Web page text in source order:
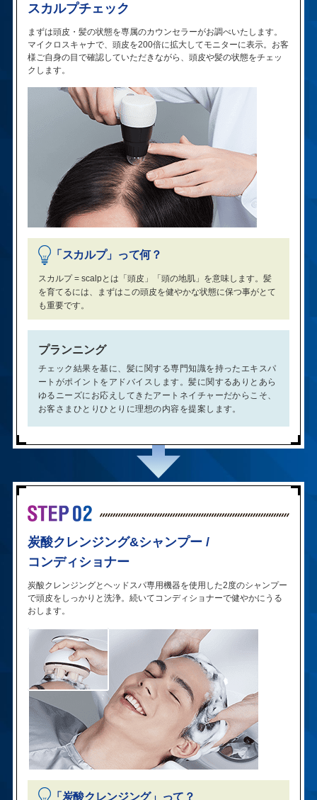
スカルプチェック
まずは頭皮・髪の状態を専属のカウンセラーがお調べいたします。
マイクロスキャナで、頭皮を200倍に拡大してモニターに表示。お客
様ご自身の目で確認していただきながら、頭皮や髪の状態をチェッ
クします。
「スカルプ」って何？
スカルプ = scalpとは「頭皮」「頭の地肌」を意味します。髪
を育てるには、まずはこの頭皮を健やかな状態に保つ事がとて
も重要です。
プランニング
チェック結果を基に、髪に関する専門知識を持ったエキスパ
ートがポイントをアドバイスします。髪に関するありとあら
ゆるニーズにお応えしてきたアートネイチャーだからこそ、
お客さまひとりひとりに理想の内容を提案します。
炭酸クレンジング&シャンプー /
コンディショナー
炭酸クレンジングとヘッドスパ専用機器を使用した2度のシャンプー
で頭皮をしっかりと洗浄。続いてコンディショナーで健やかにうる
おします。
「炭酸クレンジング」 って？